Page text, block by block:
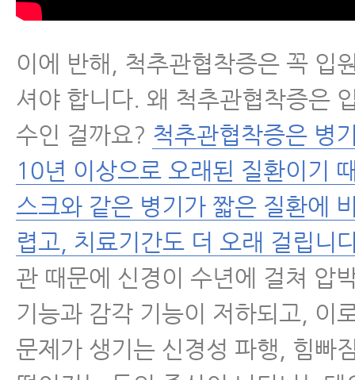
이에 반해, 척추관협착증은 꼭 입
셔야 합니다. 왜 척추관협착증은
수인 걸까요? 척추관협착증은 병
10년 이상으로 오래된 질환이기
스크와 같은 병기가 짧은 질환에
렵고, 치료기간도 더 오래 걸립니
관 때문에 신경이 수년에 걸쳐 압
기능과 감각 기능이 저하되고, 이
문제가 생기는 신경성 파행, 힘빠